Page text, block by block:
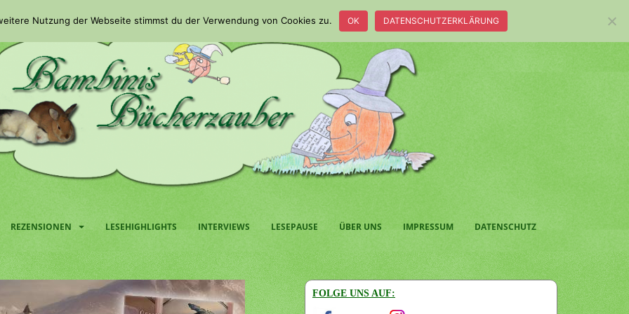
REZENSIONEN LESEHIGHLIGHTS INTERVIEWS LESEPAUSE ÜBER UNS IMPRESSUM DATENSCHUTZ
FOLGE UNS AUF:
Nutzung der Webseite stimmst du der Verwendung von Cookies zu. OK DATENSCHUTZERKLÄRUNG